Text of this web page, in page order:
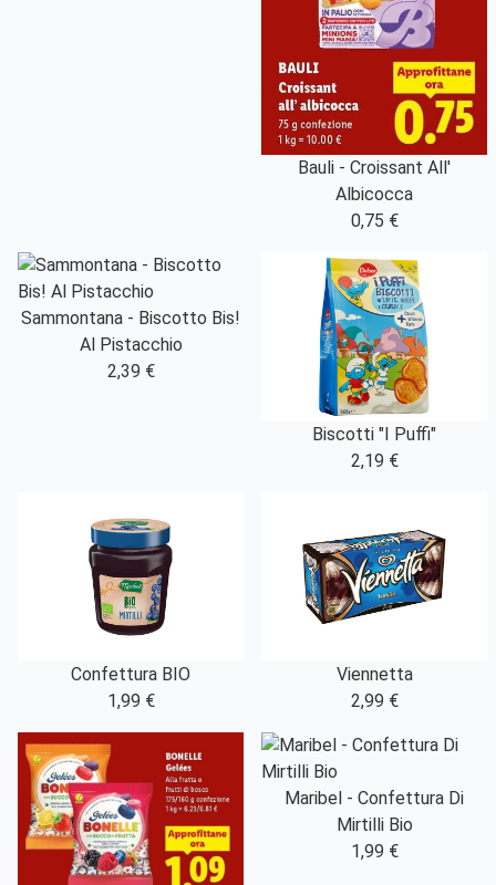
Bauli - Croissant All'
Albicocca
0,75 €
Sammontana - Biscotto Bis!
Al Pistacchio
2,39 €
Biscotti "I Puffi"
2,19 €
Confettura BIO
1,99 €
Viennetta
2,99 €
Maribel - Confettura Di
Mirtilli Bio
1,99 €